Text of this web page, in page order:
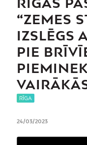
RĪGAS
“ZEMES
IZSLĒGS
PIE
RĪGA
24/03/2023